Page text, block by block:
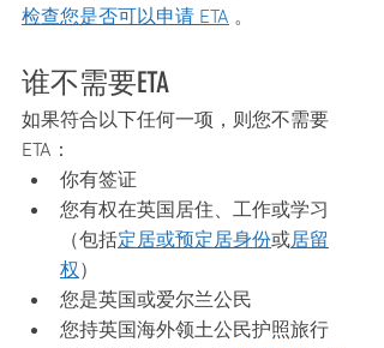
检查您是否可以申请 ETA 。
谁不需要ETA
如果符合以下任何一项，则您不需要
ETA：
你有签证
您有权在英国居住、工作或学习
（包括定居或预定居身份或居留
权）
您是英国或爱尔兰公民
您持英国海外领土公民护照旅行